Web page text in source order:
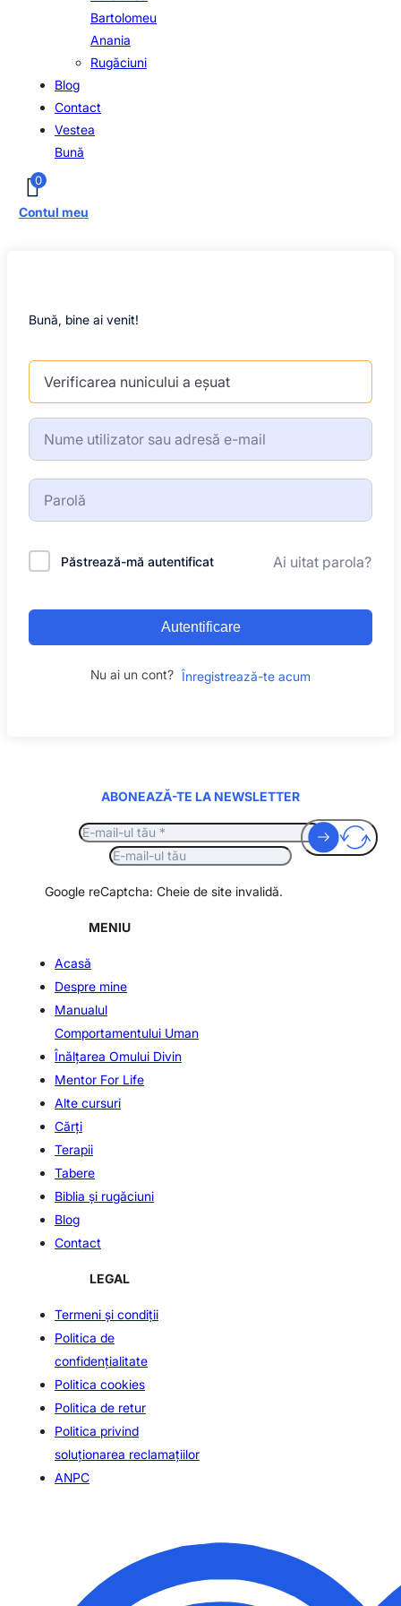
Bartolomeu
Anania
Rugăciuni
Blog
Contact
Vestea
Bună
0
Contul meu
Bună, bine ai venit!
Verificarea nunicului a eșuat
Păstrează-mă autentificat Ai uitat parola?
Autentificare
Nu ai un cont? Înregistrează-te acum
ABONEAZĂ-TE LA NEWSLETTER
Google reCaptcha: Cheie de site invalidă.
MENIU
Acasă
Despre mine
Manualul
Comportamentului Uman
Înălţarea Omului Divin
Mentor For Life
Alte cursuri
Cărți
Terapii
Tabere
Biblia şi rugăciuni
Blog
Contact
LEGAL
Termeni și condiții
Politica de
confidenţialitate
Politica cookies
Politica de retur
Politica privind
soluționarea reclamațiilor
ANPC